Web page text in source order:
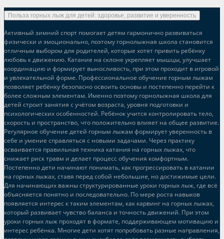
Польза горных лыж для детей: здоровье, развитие и уверенность
Активный зимний спорт помогает детям гармонично развиваться
физически и эмоционально, поэтому горнолыжная школа становится
отличным выбором для родителей, которые хотят привить ребёнку
любовь к движению. Катание на склоне укрепляет мышцы, улучшает
координацию и формирует выносливость, при этом проходит в игровой
и увлекательной форме. Профессиональное обучение горным лыжам
позволяет ребёнку безопасно освоить основы и постепенно перейти к
более сложным элементам. Именно поэтому горнолыжная школа для
детей строит занятия с учётом возраста, уровня подготовки и
психологических особенностей. Ребёнок учится контролировать тело,
скорость и пространство, что положительно влияет на общее развитие.
Регулярное обучение детей горным лыжам формирует уверенность в
себе и умение справляться с новыми задачами. Через практику
осваивается правильная техника катания на горных лыжах, что
снижает риск травм и делает процесс обучения комфортным.
Постепенно дети начинают понимать, как прогрессировать в катании
на горных лыжах, ставя перед собой небольшие, но достижимые цели.
Для начинающих важны структурированные уроки горных лыж, где всё
объясняется понятно и последовательно. По мере роста навыков
появляется интерес к таким элементам, как карвинг на горных лыжах,
который развивает чувство баланса и точность движений. При этом
уроки горных лыж проходят в формате, поддерживающем мотивацию и
интерес ребёнка. Многие дети хотят попробовать разные направления,